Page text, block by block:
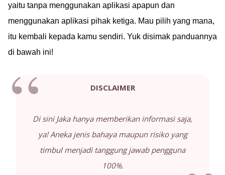
yaitu tanpa menggunakan aplikasi apapun dan
menggunakan aplikasi pihak ketiga. Mau pilih yang mana,
itu kembali kepada kamu sendiri. Yuk disimak panduannya
di bawah ini!
DISCLAIMER
Di sini Jaka hanya memberikan informasi saja,
ya! Aneka jenis bahaya maupun risiko yang
timbul menjadi tanggung jawab pengguna
100%.